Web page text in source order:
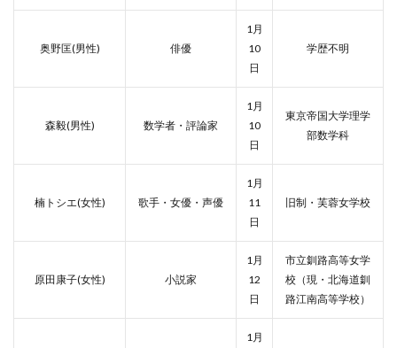
奥野匡(男性) 俳優
1月
10
日
学歴不明
森毅(男性) 数学者・評論家
1月
10
日
東京帝国大学理学
部数学科
楠トシエ(女性) 歌手・女優・声優
1月
11
日
旧制・芙蓉女学校
原田康子(女性) 小説家
1月
12
日
市立釧路高等女学
校（現・北海道釧
路江南高等学校）
1月